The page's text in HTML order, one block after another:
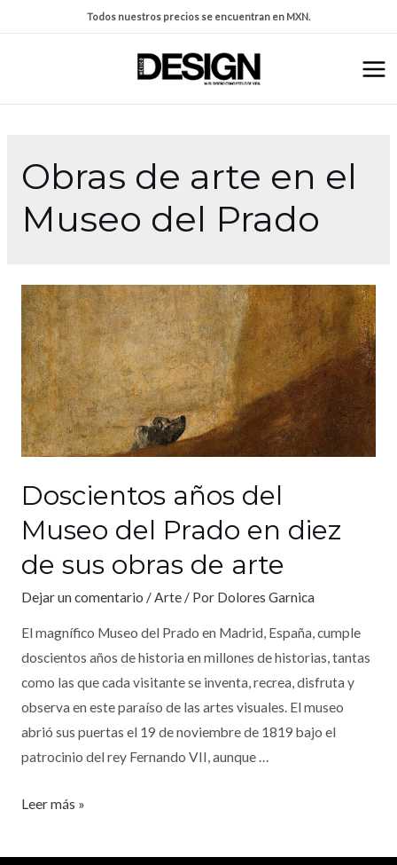
Todos nuestros precios se encuentran en MXN.
Obras de arte en el
Museo del Prado
Doscientos años del
Museo del Prado en diez
de sus obras de arte
Dejar un comentario /Arte/ Por Dolores Garnica
El magnífico Museo del Prado en Madrid, España, cumple
doscientos años de historia en millones de historias, tantas
como las que cada visitante se inventa, recrea, disfruta y
observa en este paraíso de las artes visuales. El museo
abrió sus puertas el 19 de noviembre de 1819 bajo el
patrocinio del rey Fernando VII, aunque …
Leer más »